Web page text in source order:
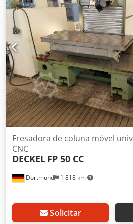
alimentação infinitamente variável
mm/min curso de pena 100 mm
Montagem do fuso ISO SK 40
400 mm Potência total necessária
aprox. 2,2 t Necessidade de espaço
Dortmund 1 818 km
Fresadora de coluna móvel
CNC
DECKEL FP 50 CC
Solicitar